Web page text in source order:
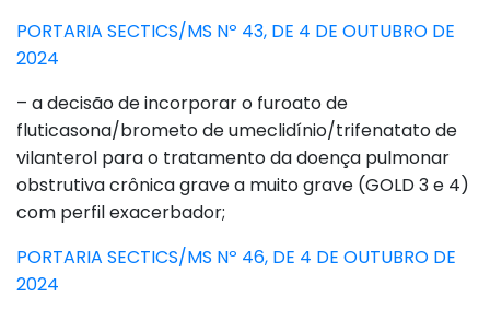
PORTARIA SECTICS/MS Nº 43, DE 4 DE OUTUBRO DE
2024
– a decisão de incorporar o furoato de
fluticasona/brometo de umeclidínio/trifenatato de
vilanterol para o tratamento da doença pulmonar
obstrutiva crônica grave a muito grave (GOLD 3 e 4)
com perfil exacerbador;
PORTARIA SECTICS/MS Nº 46, DE 4 DE OUTUBRO DE
2024